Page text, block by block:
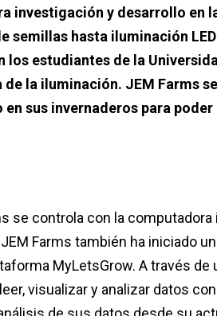
investigación y desarrollo en
semillas hasta iluminación
estudiantes de la
la iluminación. JEM Farms se
sus invernaderos para poder
se controla con la computadora
Farms también ha iniciado
MyLetsGrow. A través de
visualizar y analizar datos